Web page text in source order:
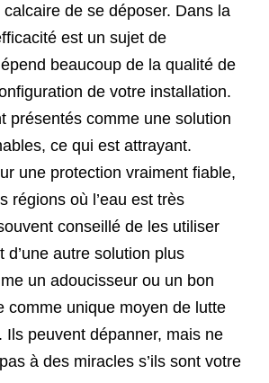
de se déposer. Dans la
est un sujet de
beaucoup de la qualité de
de votre installation.
présentés comme une solution
ce qui est attrayant.
une protection vraiment fiable,
régions où l’eau est très
conseillé de les utiliser
d’une autre solution plus
un adoucisseur ou un bon
comme unique moyen de lutte
Ils peuvent dépanner, mais ne
à des miracles s’ils sont votre